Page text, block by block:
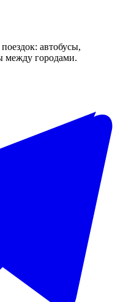
автобусы,
между городами.